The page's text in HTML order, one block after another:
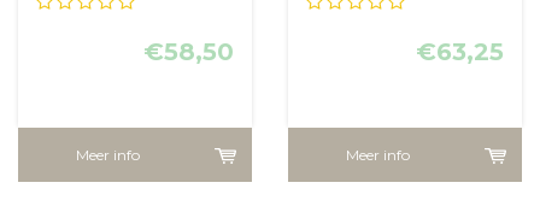
€58,50
Meer info
€63,25
Meer info